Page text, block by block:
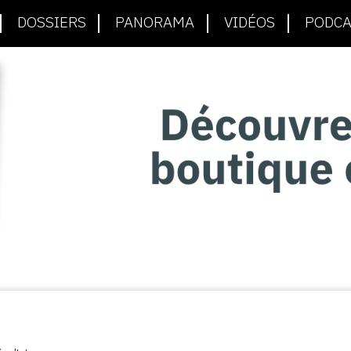
DOSSIERS PANORAMA VIDÉOS